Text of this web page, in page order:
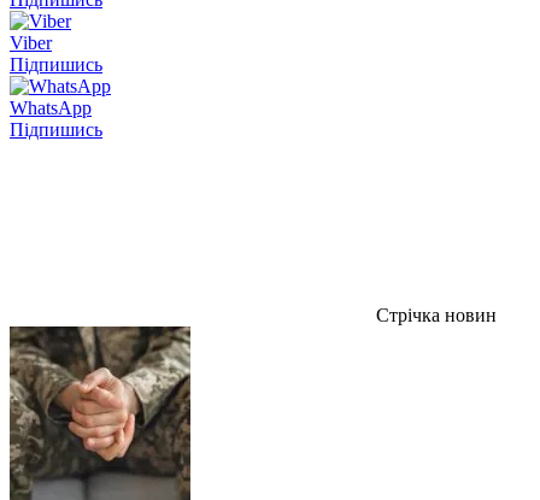
Viber
Підпишись
WhatsApp
Підпишись
Стрічка новин